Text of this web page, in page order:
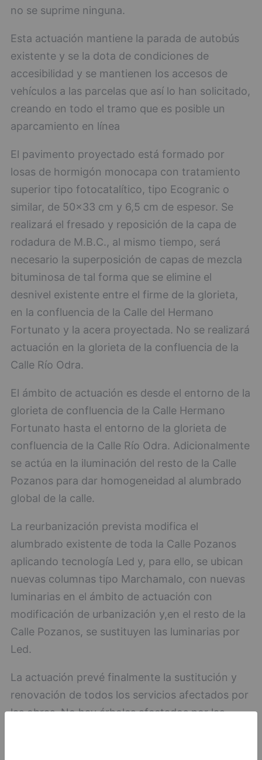
no se suprime ninguna.
Esta actuación mantiene la parada de autobús
existente y se la dota de condiciones de
accesibilidad y se mantienen los accesos de
vehículos a las parcelas que así lo han solicitado,
creando en todo el tramo que es posible un
aparcamiento en línea
El pavimento proyectado está formado por
losas de hormigón monocapa con tratamiento
superior tipo fotocatalítico, tipo Ecogranic o
similar, de 50x33 cm y 6,5 cm de espesor. Se
realizará el fresado y reposición de la capa de
rodadura de M.B.C., al mismo tiempo, será
necesario la superposición de capas de mezcla
bituminosa de tal forma que se elimine el
desnivel existente entre el firme de la glorieta,
en la confluencia de la Calle del Hermano
Fortunato y la acera proyectada. No se realizará
actuación en la glorieta de la confluencia de la
Calle Río Odra.
El ámbito de actuación es desde el entorno de la
glorieta de confluencia de la Calle Hermano
Fortunato hasta el entorno de la glorieta de
confluencia de la Calle Río Odra. Adicionalmente
se actúa en la iluminación del resto de la Calle
Pozanos para dar homogeneidad al alumbrado
global de la calle.
La reurbanización prevista modifica el
alumbrado existente de toda la Calle Pozanos
aplicando tecnología Led y, para ello, se ubican
nuevas columnas tipo Marchamalo, con nuevas
luminarias en el ámbito de actuación con
modificación de urbanización y,en el resto de la
Calle Pozanos, se sustituyen las luminarias por
Led.
La actuación prevé finalmente la sustitución y
renovación de todos los servicios afectados por
las obras. No hay árboles afectados por las